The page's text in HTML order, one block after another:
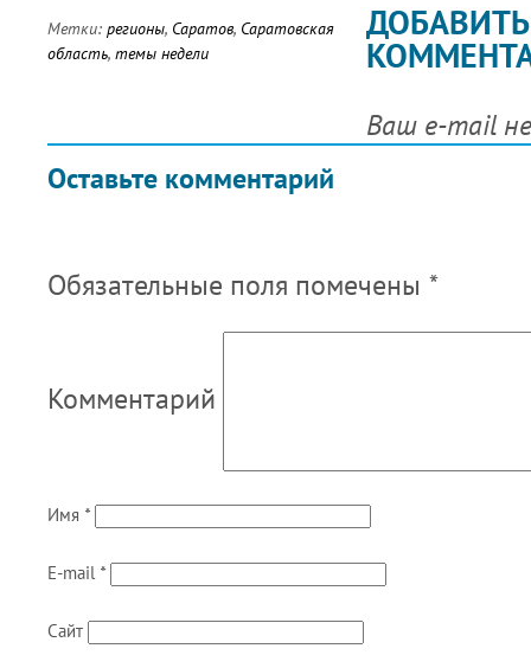
Метки: регионы, Саратов, Саратовская
область, темы недели
Оставьте комментарий
ДОБАВИТЬ
Ваш e-mail
Обязательные поля помечены *
Комментарий
Имя *
E-mail *
Сайт